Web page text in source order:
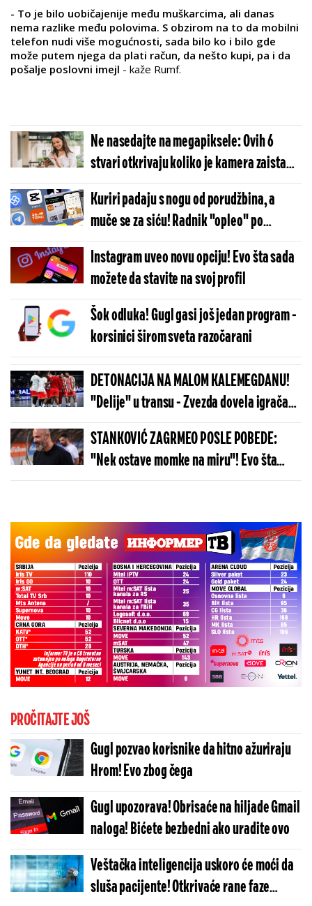
- To je bilo uobičajenije među muškarcima, ali danas
nema razlike među polovima. S obzirom na to da mobilni
telefon nudi više mogućnosti, sada bilo ko i bilo gde
može putem njega da plati račun, da nešto kupi, pa i da
pošalje poslovni imejl - kaže Rumf.
Ne nasedajte na megapiksele: Ovih 6
stvari otkrivaju koliko je kamera zaista
dobra
Kuriri padaju s nogu od porudžbina, a
muče se za siću! Radnik "opleo" po
čuvenoj firmi i objasnio zašto vam kasne
porudžbine!
Instagram uveo novu opciju! Evo šta sada
možete da stavite na svoj profil
Šok odluka! Gugl gasi još jedan program -
korsinici širom sveta razočarani
DETONACIJA NA MALOM KALEMEGDANU!
"Delije" u transu - Zvezda dovela igrača
Real Madrida!
STANKOVIĆ ZAGRMEO POSLE POBEDE:
"Nek ostave momke na miru"! Evo šta
kaže o isključenju golmana!
PROČITAJTE JOŠ
Gugl pozvao korisnike da hitno ažuriraju
Hrom! Evo zbog čega
Gugl upozorava! Obrisaće na hiljade Gmail
naloga! Bićete bezbedni ako uradite ovo
Veštačka inteligencija uskoro će moći da
sluša pacijente! Otkrivaće rane faze